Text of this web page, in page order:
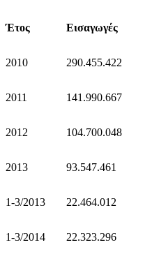
Έτος Εισαγωγές
2010 290.455.422
2011 141.990.667
2012 104.700.048
2013 93.547.461
1-3/2013 22.464.012
1-3/2014 22.323.296